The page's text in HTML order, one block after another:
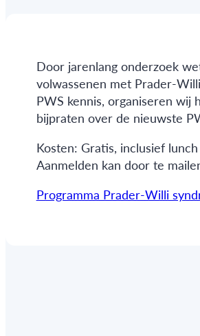
Door jarenlang onderzoek
volwassenen met Prader-
PWS kennis, organiseren wij
bijpraten over de nieuwste
Kosten: Gratis, inclusief
Aanmelden kan door te
Programma Prader-Willi